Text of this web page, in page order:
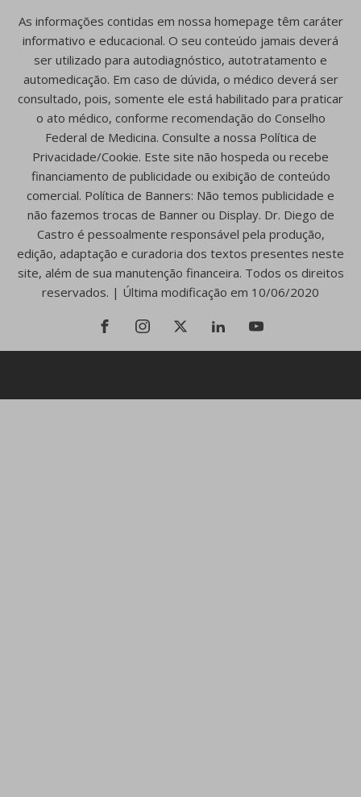
As informações contidas em nossa homepage têm caráter
informativo e educacional. O seu conteúdo jamais deverá
ser utilizado para autodiagnóstico, autotratamento e
automedicação. Em caso de dúvida, o médico deverá ser
consultado, pois, somente ele está habilitado para praticar
o ato médico, conforme recomendação do Conselho
Federal de Medicina. Consulte a nossa Política de
Privacidade/Cookie. Este site não hospeda ou recebe
financiamento de publicidade ou exibição de conteúdo
comercial. Política de Banners: Não temos publicidade e
não fazemos trocas de Banner ou Display. Dr. Diego de
Castro é pessoalmente responsável pela produção,
edição, adaptação e curadoria dos textos presentes neste
site, além de sua manutenção financeira. Todos os direitos
reservados. | Última modificação em 10/06/2020